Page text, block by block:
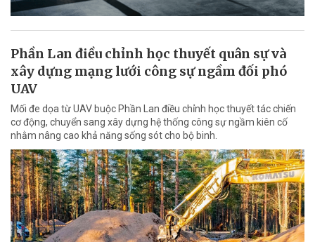
Phần Lan điều chỉnh học thuyết quân sự và
xây dựng mạng lưới công sự ngầm đối phó
UAV
Mối đe dọa từ UAV buộc Phần Lan điều chỉnh học thuyết tác chiến
cơ động, chuyển sang xây dựng hệ thống công sự ngầm kiên cố
nhằm nâng cao khả năng sống sót cho bộ binh.